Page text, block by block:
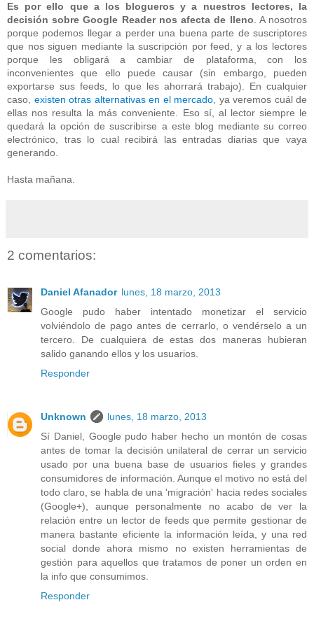
Es por ello que a los blogueros y a nuestros lectores, la
decisión sobre Google Reader nos afecta de lleno. A nosotros
porque podemos llegar a perder una buena parte de suscriptores
que nos siguen mediante la suscripción por feed, y a los lectores
porque les obligará a cambiar de plataforma, con los
inconvenientes que ello puede causar (sin embargo, pueden
exportarse sus feeds, lo que les ahorrará trabajo). En cualquier
caso, existen otras alternativas en el mercado, ya veremos cuál de
ellas nos resulta la más conveniente. Eso sí, al lector siempre le
quedará la opción de suscribirse a este blog mediante su correo
electrónico, tras lo cual recibirá las entradas diarias que vaya
generando.
Hasta mañana.
2 comentarios:
Daniel Afanador lunes, 18 marzo, 2013
Google pudo haber intentado monetizar el servicio
volviéndolo de pago antes de cerrarlo, o vendérselo a un
tercero. De cualquiera de estas dos maneras hubieran
salido ganando ellos y los usuarios.
Responder
Unknown
lunes, 18 marzo, 2013
Sí Daniel, Google pudo haber hecho un montón de cosas
antes de tomar la decisión unilateral de cerrar un servicio
usado por una buena base de usuarios fieles y grandes
consumidores de información. Aunque el motivo no está del
todo claro, se habla de una 'migración' hacia redes sociales
(Google+), aunque personalmente no acabo de ver la
relación entre un lector de feeds que permite gestionar de
manera bastante eficiente la información leída, y una red
social donde ahora mismo no existen herramientas de
gestión para aquellos que tratamos de poner un orden en
la info que consumimos.
Responder